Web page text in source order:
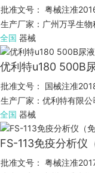
批准文号： 粤械注准
生产厂家：广州万孚生物
全国 器械
优利特u180 500B
批准文号： 国械注准
生产厂家：优利特有限公
全国 器械
FS-113免疫分析仪
批准文号： 粤械注准